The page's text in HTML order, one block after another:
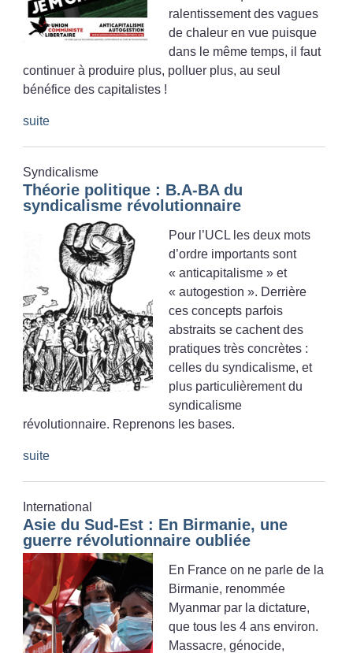
ralentissement des vagues
de chaleur en vue puisque
dans le même temps, il faut
continuer à produire plus, polluer plus, au seul
bénéfice des capitalistes !
suite
Syndicalisme
Théorie politique : B.A-BA du
syndicalisme révolutionnaire
Pour l’UCL les deux mots
d’ordre importants sont
« anticapitalisme » et
« autogestion ». Derrière
ces concepts parfois
abstraits se cachent des
pratiques très concrètes :
celles du syndicalisme, et
plus particulièrement du
syndicalisme
révolutionnaire. Reprenons les bases.
suite
International
Asie du Sud-Est : En Birmanie, une
guerre révolutionnaire oubliée
En France on ne parle de la
Birmanie, renommée
Myanmar par la dictature,
que tous les 4 ans environ.
Massacre, génocide,